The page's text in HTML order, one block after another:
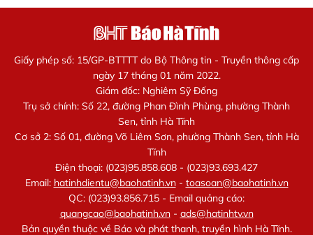
Giấy phép số: 15/GP-BTTTT do Bộ Thông tin - Truyền thông cấp
ngày 17 tháng 01 năm 2022.
Giám đốc: Nghiêm Sỹ Đống
Trụ sở chính: Số 22, đường Phan Đình Phùng, phường Thành
Sen, tỉnh Hà Tĩnh
Cơ sở 2: Số 01, đường Võ Liêm Sơn, phường Thành Sen, tỉnh Hà
Tĩnh
Điện thoại: (023)95.858.608 - (023)93.693.427
Email: hatinhdientu@baohatinh.vn- toasoan@baohatinh.vn
QC: (023)93.856.715 - Email quảng cáo:
quangcao@baohatinh.vn- ads@hatinhtv.vn
Bản quyền thuộc về Báo và phát thanh, truyền hình Hà Tĩnh.